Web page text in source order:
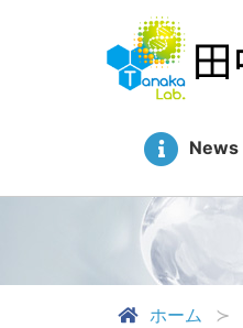
News
ホーム